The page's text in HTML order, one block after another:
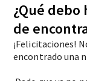
¿Qué
de
¡Felicitaciones!
encontrado una